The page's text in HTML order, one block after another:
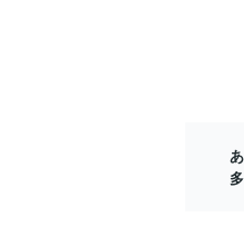
別：
風・
の他
◆ラ